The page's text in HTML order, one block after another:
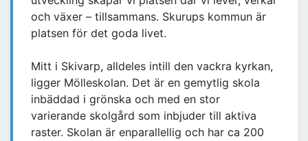
och växer – tillsammans. Skurups kommun är
platsen för det goda livet.
Mitt i Skivarp, alldeles intill den vackra kyrkan,
ligger Mölleskolan. Det är en gemytlig skola
inbäddad i grönska och med en stor
varierande skolgård som inbjuder till aktiva
raster. Skolan är enparallellig och har ca 200